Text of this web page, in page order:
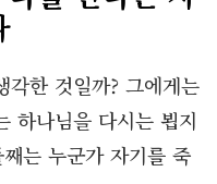
한 것일까? 그에게는
하나님을 다시는 뵙지
는 누군가 자기를 죽